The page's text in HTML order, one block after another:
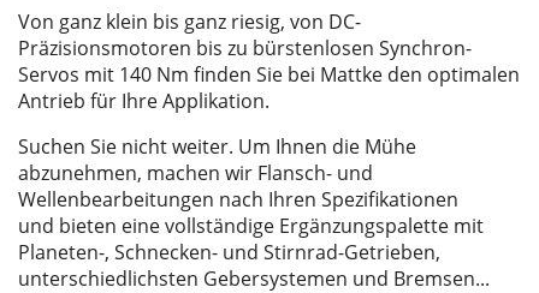
Von ganz klein bis ganz riesig, von DC-
Präzisionsmotoren bis zu bürstenlosen Synchron-
Servos mit 140 Nm finden Sie bei Mattke den optimalen
Antrieb für Ihre Applikation.
Suchen Sie nicht weiter. Um Ihnen die Mühe
abzunehmen, machen wir Flansch- und
Wellenbearbeitungen nach Ihren Spezifikationen
und bieten eine vollständige Ergänzungspalette mit
Planeten-, Schnecken- und Stirnrad-Getrieben,
unterschiedlichsten Gebersystemen und Bremsen...